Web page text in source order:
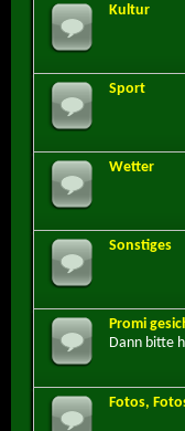
Kultur
Sport
Wetter
Sonstiges
Promi
Dann bitte
Fotos,